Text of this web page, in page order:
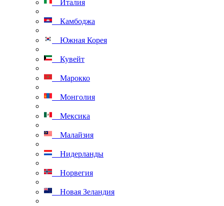
Италия
Камбоджа
Южная Корея
Кувейт
Марокко
Монголия
Мексика
Малайзия
Нидерланды
Норвегия
Новая Зеландия